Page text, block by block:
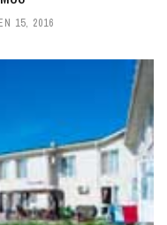
15, 2016